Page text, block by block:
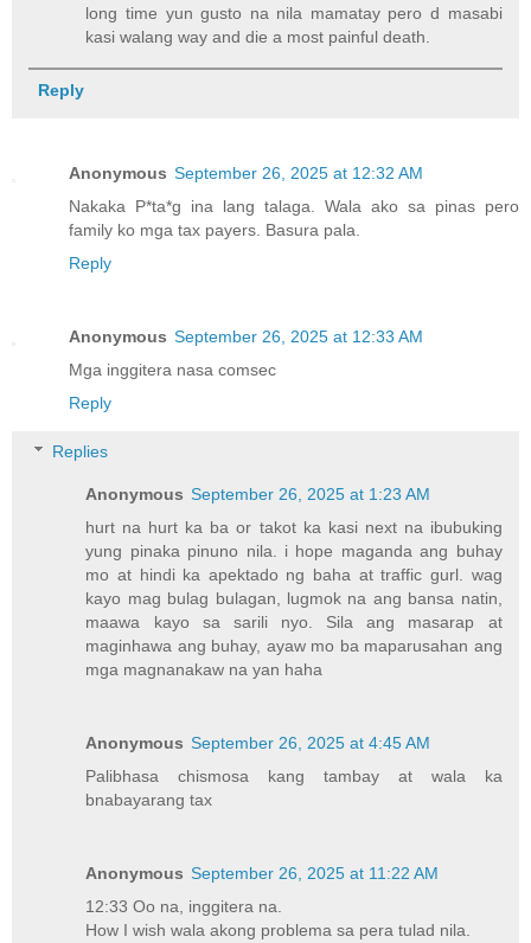
long time yun gusto na nila mamatay pero d masabi
kasi walang way and die a most painful death.
Reply
Anonymous September 26, 2025 at 12:32 AM
Nakaka P*ta*g ina lang talaga. Wala ako sa pinas pero
family ko mga tax payers. Basura pala.
Reply
Anonymous September 26, 2025 at 12:33 AM
Mga inggitera nasa comsec
Reply
Replies
Anonymous September 26, 2025 at 1:23 AM
hurt na hurt ka ba or takot ka kasi next na ibubuking
yung pinaka pinuno nila. i hope maganda ang buhay
mo at hindi ka apektado ng baha at traffic gurl. wag
kayo mag bulag bulagan, lugmok na ang bansa natin,
maawa kayo sa sarili nyo. Sila ang masarap at
maginhawa ang buhay, ayaw mo ba maparusahan ang
mga magnanakaw na yan haha
Anonymous September 26, 2025 at 4:45 AM
Palibhasa chismosa kang tambay at wala ka
bnabayarang tax
Anonymous September 26, 2025 at 11:22 AM
12:33 Oo na, inggitera na.
How I wish wala akong problema sa pera tulad nila.